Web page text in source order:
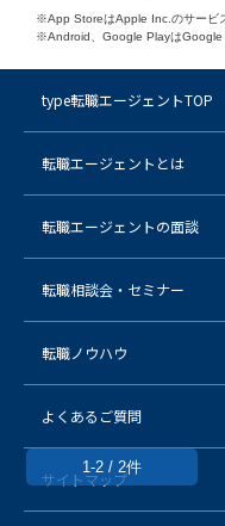
1-2 / 2件
※App StoreはApple Inc.のサービ
※Android、Google PlayはGoogle
type転職エージェントTOP
転職エージェントとは
転職エージェントの面談
転職相談会・セミナー
転職ノウハウ
よくあるご質問
サイトマップ